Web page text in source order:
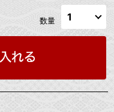
数量